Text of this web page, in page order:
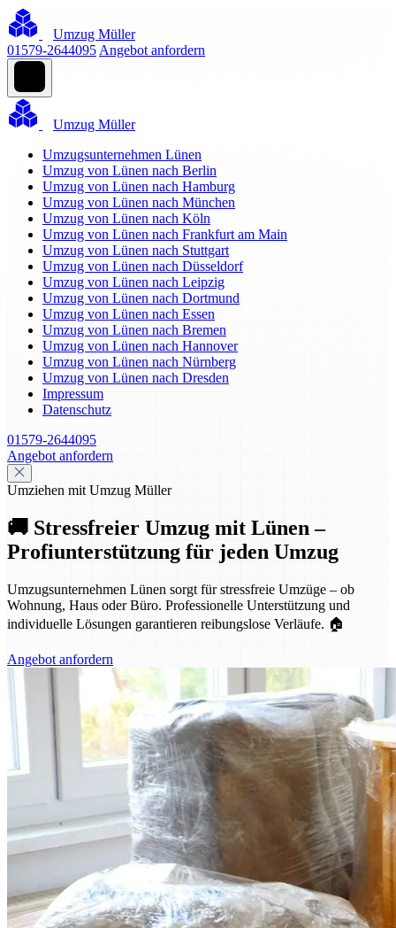
Umzug Müller
01579-2644095 Angebot anfordern
Umzug Müller
Umzugsunternehmen Lünen
Umzug von Lünen nach Berlin
Umzug von Lünen nach Hamburg
Umzug von Lünen nach München
Umzug von Lünen nach Köln
Umzug von Lünen nach Frankfurt am Main
Umzug von Lünen nach Stuttgart
Umzug von Lünen nach Düsseldorf
Umzug von Lünen nach Leipzig
Umzug von Lünen nach Dortmund
Umzug von Lünen nach Essen
Umzug von Lünen nach Bremen
Umzug von Lünen nach Hannover
Umzug von Lünen nach Nürnberg
Umzug von Lünen nach Dresden
Impressum
Datenschutz
01579-2644095
Angebot anfordern
Umziehen mit Umzug Müller
🚚 Stressfreier Umzug mit Lünen –
Profiunterstützung für jeden Umzug
Umzugsunternehmen Lünen sorgt für stressfreie Umzüge – ob
Wohnung, Haus oder Büro. Professionelle Unterstützung und
individuelle Lösungen garantieren reibungslose Verläufe. 🏠
Angebot anfordern